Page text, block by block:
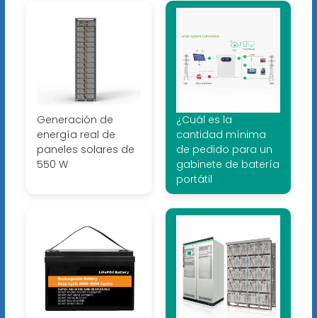
Generación de
energía real de
paneles solares de
550 W
¿Cuál es la
cantidad mínima
de pedido para un
gabinete de batería
portátil